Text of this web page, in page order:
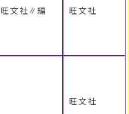
旺文社∥編 旺文社
旺文社